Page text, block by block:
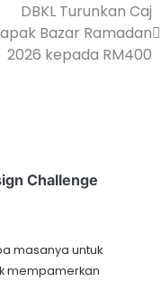
DBKL Turunkan Caj
Bazar Ramadan
2026 kepada RM400
Challenge
masanya untuk
mempamerkan